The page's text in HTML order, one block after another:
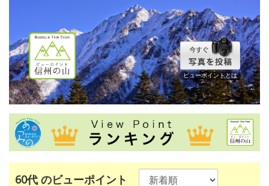
ビューポイントとは
60代 のビューポイント